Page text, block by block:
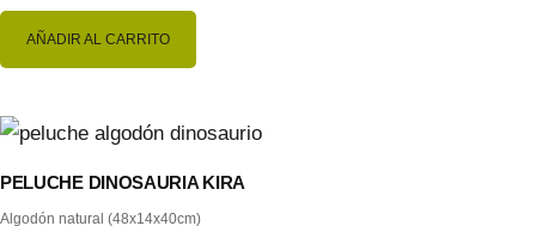
AÑADIR AL CARRITO
PELUCHE DINOSAURIA KIRA
Algodón natural (48x14x40cm)